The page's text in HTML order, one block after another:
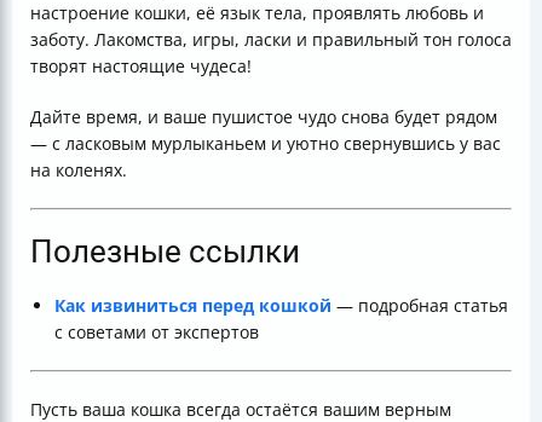
настроение кошки, её язык тела, проявлять любовь и
заботу. Лакомства, игры, ласки и правильный тон голоса
творят настоящие чудеса!
Дайте время, и ваше пушистое чудо снова будет рядом
— с ласковым мурлыканьем и уютно свернувшись у вас
на коленях.
Полезные ссылки
Как извиниться перед кошкой — подробная статья
с советами от экспертов
Пусть ваша кошка всегда остаётся вашим верным